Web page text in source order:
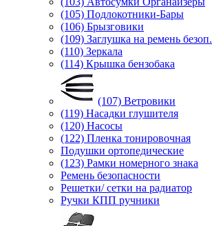
(105) Подлокотники-Бары
(106) Брызговики
(109) Заглушка на ремень безоп.
(110) Зеркала
(114) Крышка бензобака
(107) Ветровики
(119) Насадки глушителя
(120) Насосы
(122) Пленка тонировочная
Подушки ортопедические
(123) Рамки номерного знака
Ремень безопасности
Решетки/ сетки на радиатор
Ручки КПП ручники